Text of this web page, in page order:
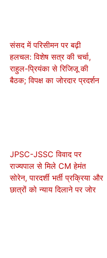
संसद में परिसीमन पर बढ़ी
हलचल: विशेष सत्र की चर्चा,
राहुल-प्रियंका से रिजिजू की
बैठक; विपक्ष का जोरदार प्रदर्शन
JPSC-JSSC विवाद पर
राज्यपाल से मिले CM हेमंत
सोरेन, पारदर्शी भर्ती प्रक्रिया और
छात्रों को न्याय दिलाने पर जोर